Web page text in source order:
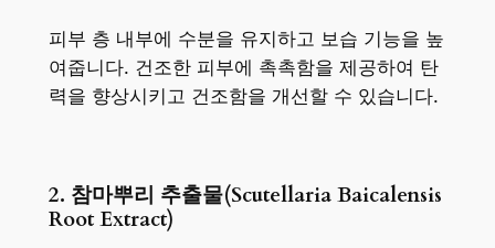
피부 층 내부에 수분을 유지하고 보습 기능을 높
여줍니다. 건조한 피부에 촉촉함을 제공하여 탄
력을 향상시키고 건조함을 개선할 수 있습니다.
2. 참마뿌리 추출물(Scutellaria Baicalensis
Root Extract)